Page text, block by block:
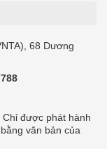
68 Dương
được phát hành
văn bản của